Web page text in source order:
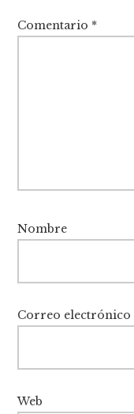
Comentario *
Nombre
Correo electrónico
Web